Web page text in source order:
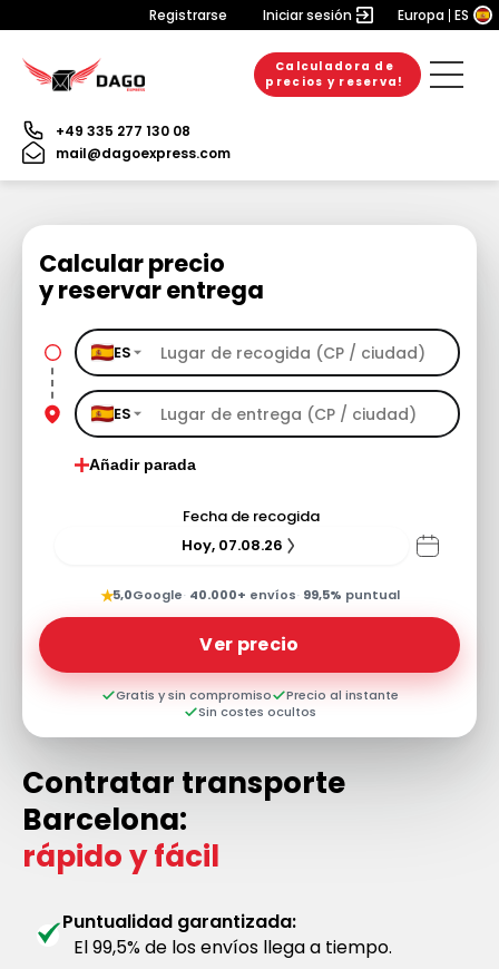
Registrarse Iniciar sesión Europa ES
Calculadora de
precios y reserva!
+49 335 277 130 08
mail@dagoexpress.com
Calcular precio
y reservar entrega
ES
ES
Añadir parada
Fecha de recogida
Hoy, 07.08.26
★5,0Google· 40.000+ envíos· 99,5% puntual
Ver precio
Gratis y sin compromiso
Precio al instante
Sin costes ocultos
Contratar transporte
Barcelona:
rápido y fácil
Puntualidad garantizada:
El 99,5% de los envíos llega a tiempo.